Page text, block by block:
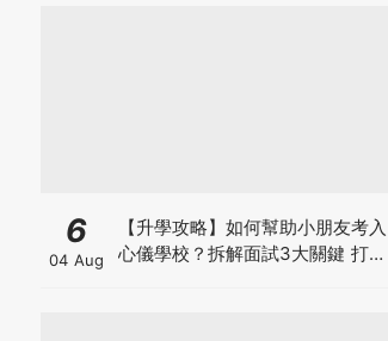
6
04 Aug
【升學攻略】如何幫助小朋友考入
心儀學校？拆解面試3大關鍵 打好